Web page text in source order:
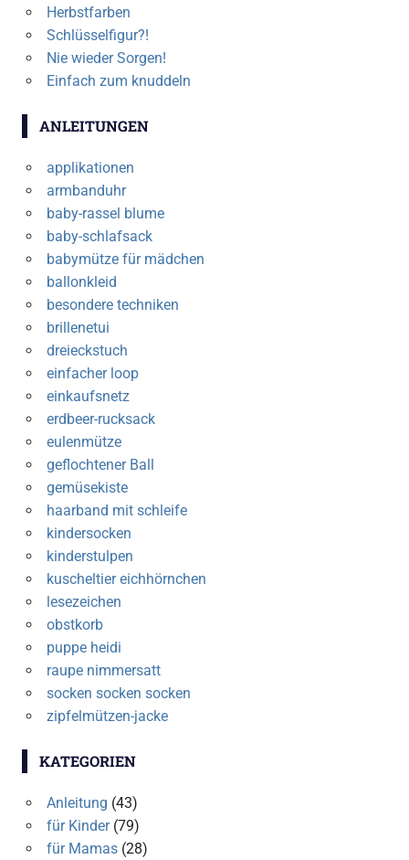
Herbstfarben
Schlüsselfigur?!
Nie wieder Sorgen!
Einfach zum knuddeln
ANLEITUNGEN
applikationen
armbanduhr
baby-rassel blume
baby-schlafsack
babymütze für mädchen
ballonkleid
besondere techniken
brillenetui
dreieckstuch
einfacher loop
einkaufsnetz
erdbeer-rucksack
eulenmütze
geflochtener Ball
gemüsekiste
haarband mit schleife
kindersocken
kinderstulpen
kuscheltier eichhörnchen
lesezeichen
obstkorb
puppe heidi
raupe nimmersatt
socken socken socken
zipfelmützen-jacke
KATEGORIEN
Anleitung (43)
für Kinder(79)
für Mamas(28)